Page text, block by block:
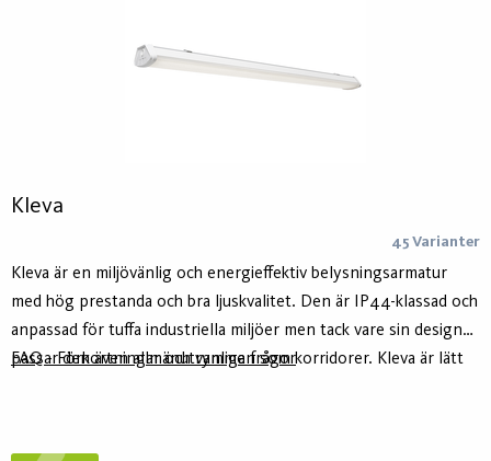
Kleva
45 Varianter
Kleva är en miljövänlig och energieffektiv belysningsarmatur
med hög prestanda och bra ljuskvalitet. Den är IP44-klassad och
anpassad för tuffa industriella miljöer men tack vare sin design
passar den även allmänutrymmen som korridorer. Kleva är lätt
FAQ - Förkortningar och vanliga frågor